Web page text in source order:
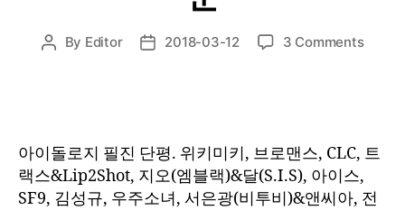
Post
By Editor
Post2018-03-12 3 Commentson
2
월
하
아이돌로지 필진 단평. 위키미키, 브로맨스, CLC, 트
랙스&Lip2Shot, 지오(엠블랙)&달(S.I.S), 아이스,
SF9, 김성규, 우주소녀, 서은광(비투비)&앤씨아, 전